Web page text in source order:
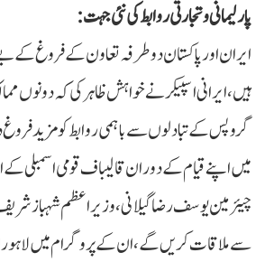
پارلیمانی و تجارتی روابط کی نئی جہت:
ایران اور پاکستان دوطرفہ تعاون کے فروغ کے بے
ہیں، ایرانی اسپیکر نے خواہش ظاہر کی کہ دونوں
گروپس کے تبادلوں سے باہمی روابط کو مزید فروغ
میں اپنے قیام کے دوران قالیباف قومی اسمبلی
چیئرمین یوسف رضا گیلانی، وزیراعظم شہباز
سے ملاقات کریں گے، ان کے پروگرام میں